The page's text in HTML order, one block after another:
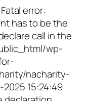
error:
has to be the
call in the
wp-
nacharity-
15:24:49